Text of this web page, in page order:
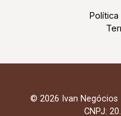
© 2026 Ivan Negócios
CNPJ: